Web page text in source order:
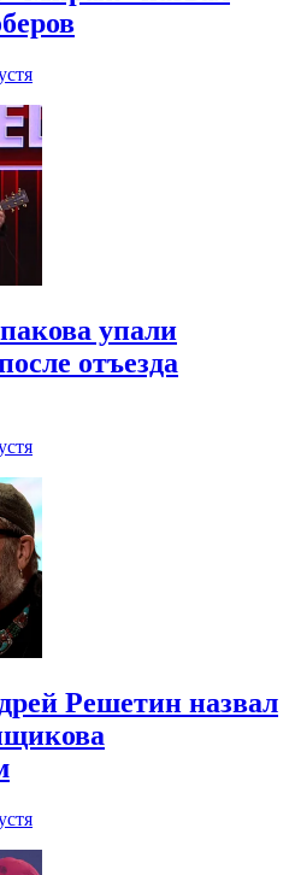
упали
отъезда
Решетин назвал